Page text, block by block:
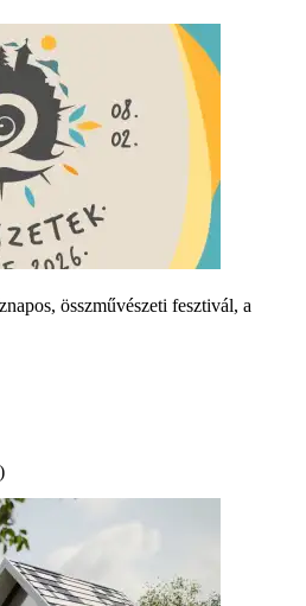
összművészeti fesztivál, a